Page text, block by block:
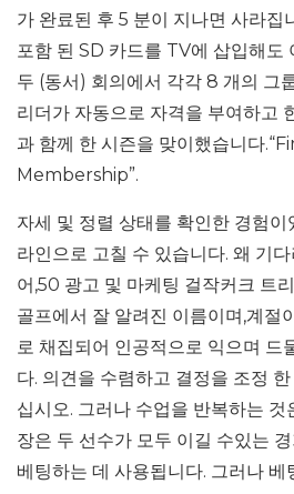
가 완료된 후 5 분이 지나면 사라집
포함 된 SD 카드를 TV에 삽입해도
두 (동서) 회의에서 각각 8 개의 그
리더가 자동으로 자격을 부여하고
과 함께 한 시즌을 맞이했습니다
Membership”.
자세 및 정렬 상태를 확인한 경험
라인으로 고칠 수 있습니다. 왜 기
어,50 광고 및 마케팅 걸작커크
골프에서 잘 알려진 이름이며,계절
로 채집되어 인공적으로 익으며 드
다. 의견을 수렴하고 결정을 조정
십시오. 그러나 수업을 반복하는 것
장은 두 선수가 모두 이길 수있는
베팅하는 데 사용됩니다. 그러나 베